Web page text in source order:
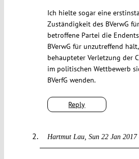
Reply
Ich hielte sogar eine
Zuständigkeit des BVerwG
betroffene Partei die
BVerwG für unzutreffend
behaupteter Verletzung der
im politischen Wettbewerb
BVerfG wenden.
Hartmut Lau Sun 22 Jan